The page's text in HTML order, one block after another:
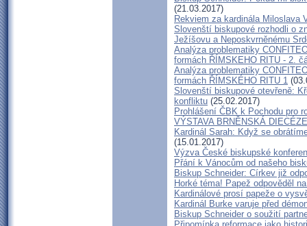
(21.03.2017)
Rekviem za kardinála Miloslava
Slovenští biskupové rozhodli o
Ježíšovu a Neposkvrněnému
Analýza problematiky
formách ŘÍMSKEHO RITU - 2.
Analýza problematiky
formách ŘÍMSKÉHO RITU 1
Slovenští biskupové otevřeně:
konfliktu (25.02.2017)
Prohlášení ČBK k Pochodu pro
VÝSTAVA BRNĚNSKÁ
Kardinál Sarah: Když se
(15.01.2017)
Výzva České biskupské
Přání k Vánocům od našeho
Biskup Schneider: Církev již
Horké téma! Papež odpověděl
Kardinálové prosí papeže o
Kardinál Burke varuje před
Biskup Schneider o soužití